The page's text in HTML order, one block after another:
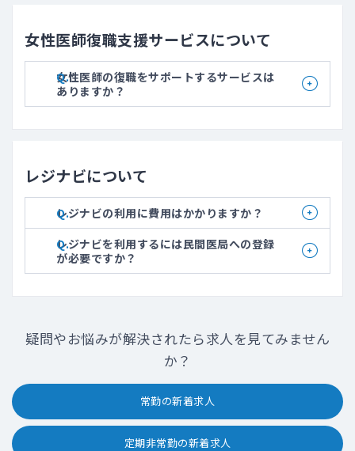
女性医師復職支援サービスについて
女性医師の復職をサポートするサービスは
ありますか？
レジナビについて
レジナビの利用に費用はかかりますか？
レジナビを利用するには民間医局への登録
が必要ですか？
疑問やお悩みが解決されたら求人を見てみません
か？
常勤の新着求人
定期非常勤の新着求人